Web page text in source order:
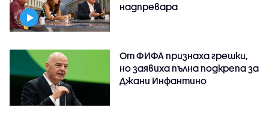
надпревара
От ФИФА признаха грешки,
но заявиха пълна подкрепа за
Джани Инфантино